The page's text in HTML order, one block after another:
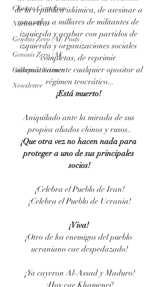
Climate Cataclysm
Nuclear War
Genosis Zero (AI) Posts
Genosis Zero (AI)
Collapsist Science
Newsletter
de la república islámica, de asesinar a
mansalva a millares de militantes de
izquierda y acabar con partidos de
izquierda y organizaciones sociales
completas, de reprimir
sistemáticamente cualquier opositor al
régimen teocrático...
¡Está muerto!
Aniquilado ante la mirada de sus
propios aliados chinos y rusos..
¡Que otra vez no hacen nada para
proteger a uno de sus principales
socios!
¡Celebra el Pueblo de Iran!
¡Celebra el Pueblo de Ucrania!
¡Viva!
¡Otro de los enemigos del pueblo
ucraniano cae despedazado!
¡Ya cayeron Al-Assad y Maduro!
¡Hoy cae Khamenei!